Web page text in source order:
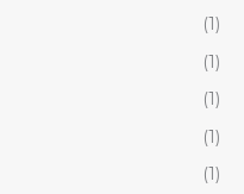
(1)
(1)
(1)
(1)
(1)